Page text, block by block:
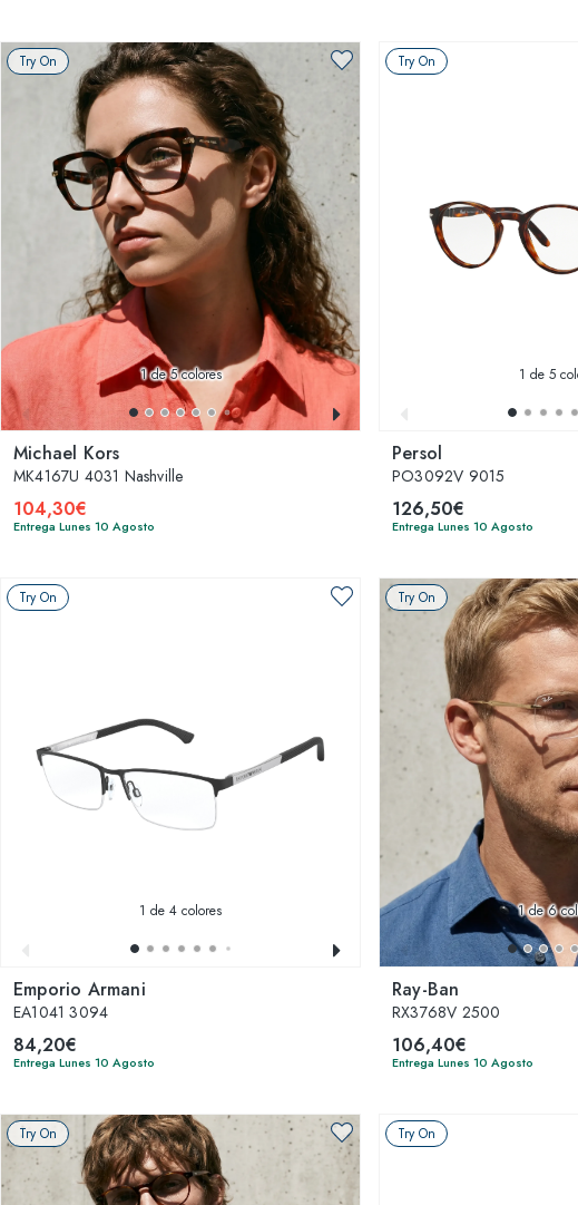
Try On
1de 5 colores
Michael Kors
MK4167U 4031 Nashville
104,30€
Entrega Lunes 10 Agosto
Try On
1 de 5
Persol
PO3092V 9015
126,50€
Entrega Lunes 10 Agosto
Try On
1 de 4 colores
Emporio Armani
EA1041 3094
84,20€
Entrega Lunes 10 Agosto
Try On
1de 6
Ray-Ban
RX3768V 2500
106,40€
Entrega Lunes 10 Agosto
Try On Try On